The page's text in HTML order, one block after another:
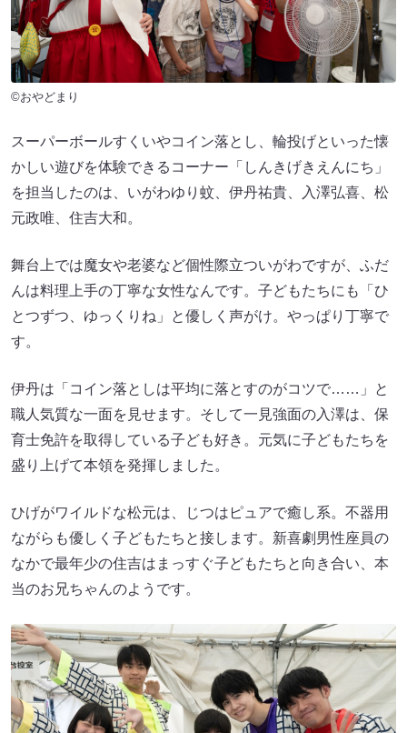
©おやどまり
スーパーボールすくいやコイン落とし、輪投げといった懐
かしい遊びを体験できるコーナー「しんきげきえんにち」
を担当したのは、いがわゆり蚊、伊丹祐貴、入澤弘喜、松
元政唯、住吉大和。
舞台上では魔女や老婆など個性際立ついがわですが、ふだ
んは料理上手の丁寧な女性なんです。子どもたちにも「ひ
とつずつ、ゆっくりね」と優しく声がけ。やっぱり丁寧で
す。
伊丹は「コイン落としは平均に落とすのがコツで……」と
職人気質な一面を見せます。そして一見強面の入澤は、保
育士免許を取得している子ども好き。元気に子どもたちを
盛り上げて本領を発揮しました。
ひげがワイルドな松元は、じつはピュアで癒し系。不器用
ながらも優しく子どもたちと接します。新喜劇男性座員の
なかで最年少の住吉はまっすぐ子どもたちと向き合い、本
当のお兄ちゃんのようです。